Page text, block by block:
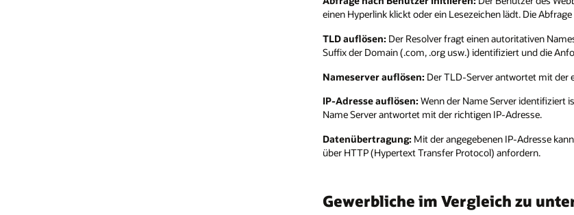
einen Hyperlink klickt oder ein Lesezeichen lädt. Die
TLD auflösen: Der Resolver fragt einen autoritativen
Suffix der Domain (.com, .org usw.) identifiziert und die
Nameserver auflösen: Der TLD-Server antwortet mit der
IP-Adresse auflösen: Wenn der Name Server identifiziert
Name Server antwortet mit der richtigen IP-Adresse.
Datenübertragung: Mit der angegebenen IP-Adresse
über HTTP (Hypertext Transfer Protocol) anfordern.
Gewerbliche im Vergleich zu